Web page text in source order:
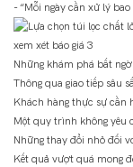
- “Mỗi ngày cần xử lý
Những khám phá bất ngờ
Thông qua giao tiếp sâu
Khách hàng thực sự cần
Một quy trình không yêu
Những thay đổi nhỏ đối
Kết quả vượt quá mong